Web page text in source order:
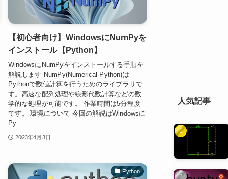
【初心者向け】WindowsにNumPyを
インストール【Python】
WindowsにNumPyをインストールする手順を
解説します NumPy(Numerical Python)は
Pythonで数値計算を行うためのライブラリで
す。高速な配列処理や線形代数計算などの数
学的な処理が可能です。 作業時間は5分程度
です。 環境について 今回の解説はWindowsに
Py...
2023年4月3日
Python
人気記事